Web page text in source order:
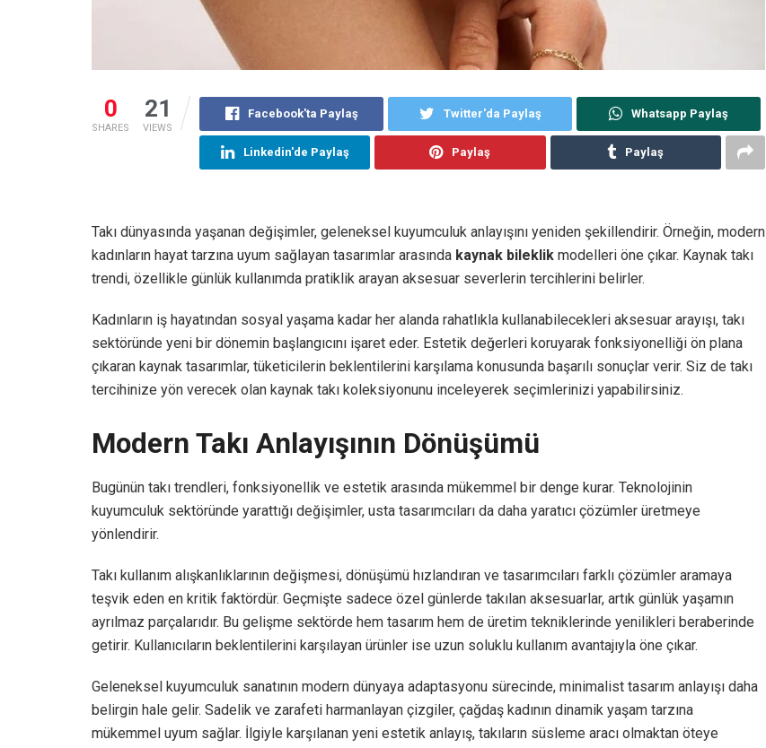
0
SHARES
21
VIEWS
Facebook'ta Paylaş Twitter'da Paylaş Whatsapp Paylaş
Linkedin'de Paylaş Paylaş Paylaş
Takı dünyasında yaşanan değişimler, geleneksel kuyumculuk anlayışını yeniden şekillendirir. Örneğin, modern
kadınların hayat tarzına uyum sağlayan tasarımlar arasında kaynak bileklik modelleri öne çıkar. Kaynak takı
trendi, özellikle günlük kullanımda pratiklik arayan aksesuar severlerin tercihlerini belirler.
Kadınların iş hayatından sosyal yaşama kadar her alanda rahatlıkla kullanabilecekleri aksesuar arayışı, takı
sektöründe yeni bir dönemin başlangıcını işaret eder. Estetik değerleri koruyarak fonksiyonelliği ön plana
çıkaran kaynak tasarımlar, tüketicilerin beklentilerini karşılama konusunda başarılı sonuçlar verir. Siz de takı
tercihinize yön verecek olan kaynak takı koleksiyonunu inceleyerek seçimlerinizi yapabilirsiniz.
Modern Takı Anlayışının Dönüşümü
Bugünün takı trendleri, fonksiyonellik ve estetik arasında mükemmel bir denge kurar. Teknolojinin
kuyumculuk sektöründe yarattığı değişimler, usta tasarımcıları da daha yaratıcı çözümler üretmeye
yönlendirir.
Takı kullanım alışkanlıklarının değişmesi, dönüşümü hızlandıran ve tasarımcıları farklı çözümler aramaya
teşvik eden en kritik faktördür. Geçmişte sadece özel günlerde takılan aksesuarlar, artık günlük yaşamın
ayrılmaz parçalarıdır. Bu gelişme sektörde hem tasarım hem de üretim tekniklerinde yenilikleri beraberinde
getirir. Kullanıcıların beklentilerini karşılayan ürünler ise uzun soluklu kullanım avantajıyla öne çıkar.
Geleneksel kuyumculuk sanatının modern dünyaya adaptasyonu sürecinde, minimalist tasarım anlayışı daha
belirgin hale gelir. Sadelik ve zarafeti harmanlayan çizgiler, çağdaş kadının dinamik yaşam tarzına
mükemmel uyum sağlar. İlgiyle karşılanan yeni estetik anlayış, takıların süsleme aracı olmaktan öteye